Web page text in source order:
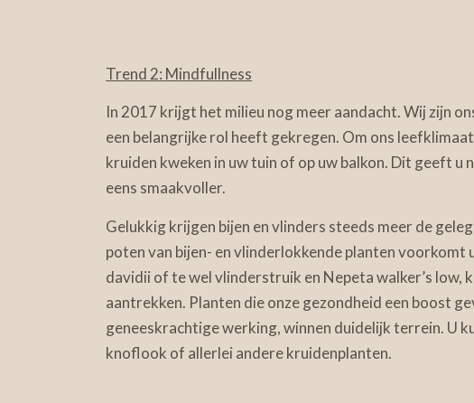
Trend 2: Mindfullness
In 2017 krijgt het milieu nog meer aandacht. Wij zijn
een belangrijke rol heeft gekregen. Om ons
kruiden kweken in uw tuin of op uw balkon. Dit geeft u
eens smaakvoller.
Gelukkig krijgen bijen en vlinders steeds meer de
poten van bijen- en vlinderlokkende planten voorkomt
davidii of te wel vlinderstruik en Nepeta walker’s low,
aantrekken. Planten die onze gezondheid een boost
geneeskrachtige werking, winnen duidelijk terrein. U
knoflook of allerlei andere kruidenplanten.